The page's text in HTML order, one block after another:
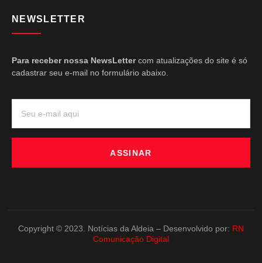
NEWSLETTER
Para receber nossa NewsLettercom atualizações do site é só
cadastrar seu e-mail no formulário abaixo.
ASSINAR
Copyright © 2023. Notícias da Aldeia – Desenvolvido por: RN
Comunicação Digital